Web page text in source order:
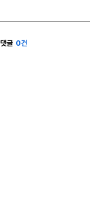
댓글 0건